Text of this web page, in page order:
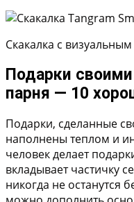
Скакалка с
Подарки
парня — 10
Подарки, сделанные
наполнены теплом и
человек делает
вкладывает частичку
никогда не останутся